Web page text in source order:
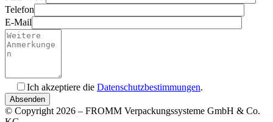
Telefon
E-Mail
Ich akzeptiere die Datenschutzbestimmungen.
Bitte füllen Sie dieses Feld nicht aus.
© Copyright 2026 – FROMM Verpackungssysteme GmbH & Co.